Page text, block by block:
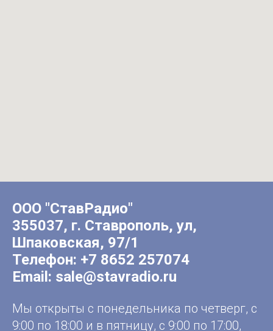
ООО "СтавРадио"
355037, г. Ставрополь, ул,
Шпаковская, 97/1
Телефон: +7 8652 257074
Email: sale@stavradio.ru
Мы открыты с понедельника по четверг, с
9:00 по 18:00 и в пятницу, с 9:00 по 17:00,